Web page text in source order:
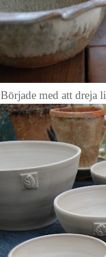
Började med att dreja